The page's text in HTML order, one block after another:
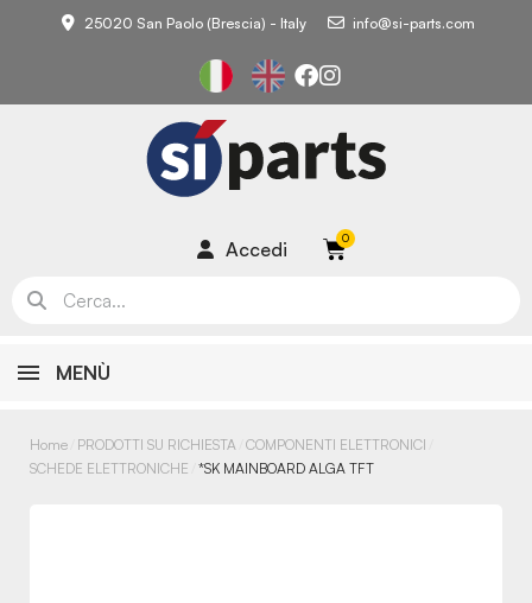
25020 San Paolo (Brescia) - Italy info@si-parts.com
Accedi
MENÙ
Home PRODOTTI SU RICHIESTA COMPONENTI ELETTRONICI
SCHEDE ELETTRONICHE *SK MAINBOARD ALGA TFT